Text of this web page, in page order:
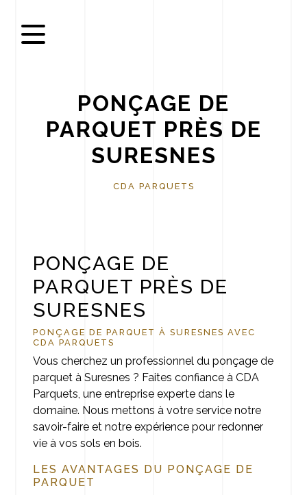
PONÇAGE DE
PARQUET PRÈS DE
SURESNES
CDA PARQUETS
PONÇAGE DE
PARQUET PRÈS DE
SURESNES
PONÇAGE DE PARQUET À SURESNES AVEC
CDA PARQUETS
Vous cherchez un professionnel du ponçage de
parquet à Suresnes ? Faites confiance à CDA
Parquets, une entreprise experte dans le
domaine. Nous mettons à votre service notre
savoir-faire et notre expérience pour redonner
vie à vos sols en bois.
LES AVANTAGES DU PONÇAGE DE
PARQUET